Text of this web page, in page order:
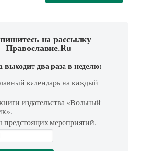
на рассылку
Православие.Ru
выходит два раза в неделю:
календарь на каждый
издательства «Вольный
мероприятий.